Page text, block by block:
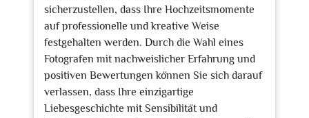
sicherzustellen, dass Ihre Hochzeitsmomente
auf professionelle und kreative Weise
festgehalten werden. Durch die Wahl eines
Fotografen mit nachweislicher Erfahrung und
positiven Bewertungen können Sie sich darauf
verlassen, dass Ihre einzigartige
Liebesgeschichte mit Sensibilität und